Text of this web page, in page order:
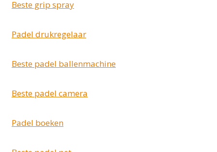
Beste grip spray
Padel drukregelaar
Beste padel ballenmachine
Beste padel camera
Padel boeken